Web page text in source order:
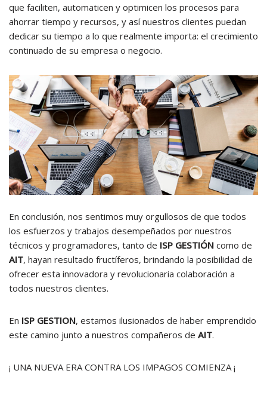
que faciliten, automaticen y optimicen los procesos para
ahorrar tiempo y recursos, y así nuestros clientes puedan
dedicar su tiempo a lo que realmente importa: el crecimiento
continuado de su empresa o negocio.
En conclusión, nos sentimos muy orgullosos de que todos
los esfuerzos y trabajos desempeñados por nuestros
técnicos y programadores, tanto de ISP GESTIÓN como de
AIT, hayan resultado fructíferos, brindando la posibilidad de
ofrecer esta innovadora y revolucionaria colaboración a
todos nuestros clientes.
En ISP GESTION, estamos ilusionados de haber emprendido
este camino junto a nuestros compañeros de AIT.
¡ UNA NUEVA ERA CONTRA LOS IMPAGOS COMIENZA ¡